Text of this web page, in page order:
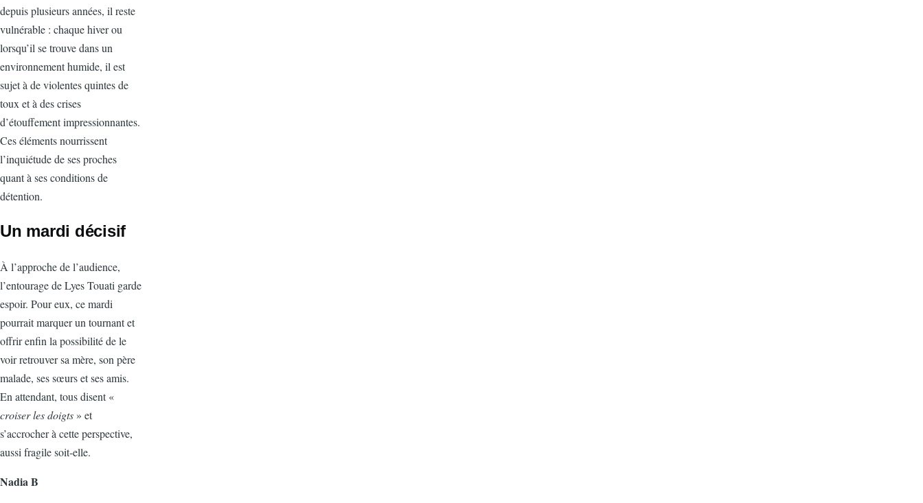
depuis plusieurs années, il reste
vulnérable : chaque hiver ou
lorsqu’il se trouve dans un
environnement humide, il est
sujet à de violentes quintes de
toux et à des crises
d’étouffement impressionnantes.
Ces éléments nourrissent
l’inquiétude de ses proches
quant à ses conditions de
détention.
Un mardi décisif
À l’approche de l’audience,
l’entourage de Lyes Touati garde
espoir. Pour eux, ce mardi
pourrait marquer un tournant et
offrir enfin la possibilité de le
voir retrouver sa mère, son père
malade, ses sœurs et ses amis.
En attendant, tous disent «
croiser les doigts » et
s’accrocher à cette perspective,
aussi fragile soit‑elle.
Nadia B